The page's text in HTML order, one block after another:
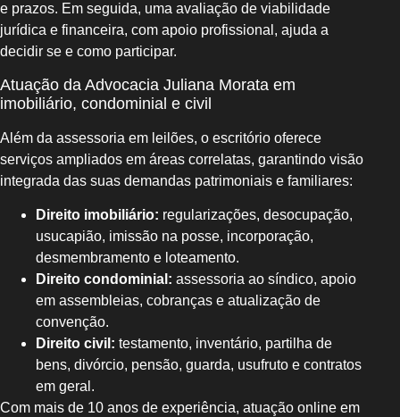
e prazos. Em seguida, uma avaliação de viabilidade
jurídica e financeira, com apoio profissional, ajuda a
decidir se e como participar.
Atuação da Advocacia Juliana Morata em
imobiliário, condominial e civil
Além da assessoria em leilões, o escritório oferece
serviços ampliados em áreas correlatas, garantindo visão
integrada das suas demandas patrimoniais e familiares:
Direito imobiliário: regularizações, desocupação,
usucapião, imissão na posse, incorporação,
desmembramento e loteamento.
Direito condominial: assessoria ao síndico, apoio
em assembleias, cobranças e atualização de
convenção.
Direito civil: testamento, inventário, partilha de
bens, divórcio, pensão, guarda, usufruto e contratos
em geral.
Com mais de 10 anos de experiência, atuação online em